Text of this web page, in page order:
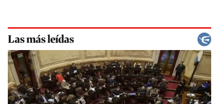
Las más leídas